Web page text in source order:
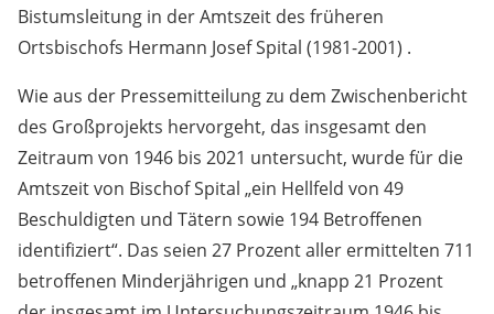
Bistumsleitung in der Amtszeit des früheren
Ortsbischofs Hermann Josef Spital (1981-2001) .
Wie aus der Pressemitteilung zu dem Zwischenbericht
des Großprojekts hervorgeht, das insgesamt den
Zeitraum von 1946 bis 2021 untersucht, wurde für die
Amtszeit von Bischof Spital „ein Hellfeld von 49
Beschuldigten und Tätern sowie 194 Betroffenen
identifiziert“. Das seien 27 Prozent aller ermittelten 711
betroffenen Minderjährigen und „knapp 21 Prozent